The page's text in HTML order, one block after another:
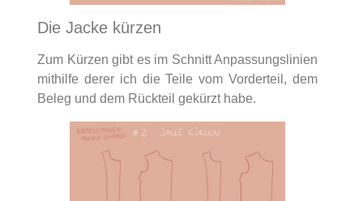
Die Jacke kürzen
Zum Kürzen gibt es im Schnitt Anpassungslinien
mithilfe derer ich die Teile vom Vorderteil, dem
Beleg und dem Rückteil gekürzt habe.